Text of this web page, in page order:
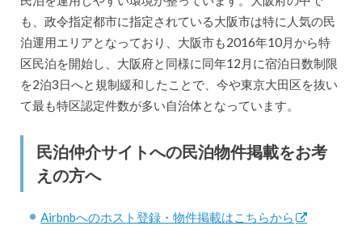
も、政令指定都市に指定されている大阪市は特に人気の民
泊運用エリアとなっており、大阪市も2016年10月から特
区民泊を開始し、大阪府と同様に同年12月に宿泊日数制限
を2泊3日へと規制緩和したことで、今や東京大田区を抜い
て最も特区認定件数が多い自治体となっています。
民泊仲介サイトへの民泊物件掲載をお考
えの方へ
Airbnbへのホスト登録・物件掲載はこちらから